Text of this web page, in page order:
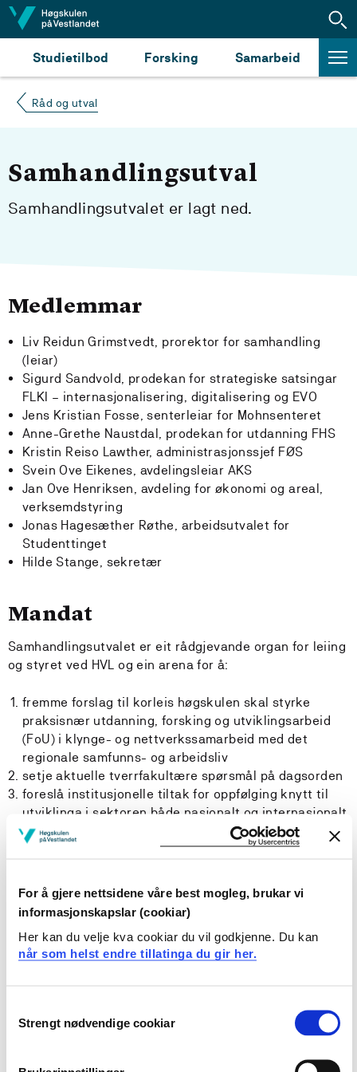
For å gjere nettsidene våre best mogleg, brukar vi
informasjonskapslar (cookiar)
Her kan du velje kva cookiar du vil godkjenne. Du kan
når som helst endre tillatinga du gir her.
Selection
Strengt nødvendige cookiar
Hopp til innhald
Studietilbod Forsking Samarbeid
Råd og utval
Samhandlingsutval
Samhandlingsutvalet er lagt ned.
Medlemmar
Liv Reidun Grimstvedt, prorektor for samhandling
(leiar)
Sigurd Sandvold, prodekan for strategiske satsingar
FLKI – internasjonalisering, digitalisering og EVO
Jens Kristian Fosse, senterleiar for Mohnsenteret
Anne-Grethe Naustdal, prodekan for utdanning FHS
Kristin Reiso Lawther, administrasjonssjef FØS
Svein Ove Eikenes, avdelingsleiar AKS
Jan Ove Henriksen, avdeling for økonomi og areal,
verksemdstyring
Jonas Hagesæther Røthe, arbeidsutvalet for
Studenttinget
Hilde Stange, sekretær
Mandat
Samhandlingsutvalet er eit rådgjevande organ for leiing
og styret ved HVL og ein arena for å:
fremme forslag til korleis høgskulen skal styrke
praksisnær utdanning, forsking og utviklingsarbeid
(FoU) i klynge- og nettverkssamarbeid med det
regionale samfunns- og arbeidsliv
setje aktuelle tverrfakultære spørsmål på dagsorden
foreslå institusjonelle tiltak for oppfølging knytt til
utviklinga i sektoren både nasjonalt og internasjonalt
fremme tiltak for å vidareutvikle gode relasjonar
mellom HVL og andre institusjonar i sektoren
ein viktig aktør både nasjonalt og internasjonalt
fremme konkrete tiltak som kan styrke aktivitetane
ved HVL, og samhandlinga med samfunns- og
arbeidslivet
komme med fortløpande forslag og innspel til
orientere om framdrift i eksisterande prosjekt og
aktivitetar som utvalet ønsker å følge opp, gi råd til